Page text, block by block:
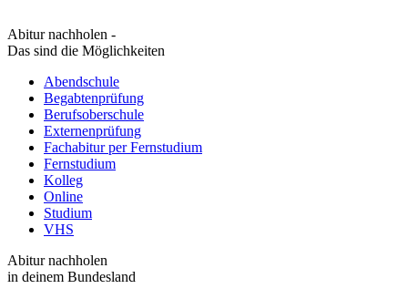
Abitur nachholen -
Das sind die Möglichkeiten
Abendschule
Begabtenprüfung
Berufsoberschule
Externenprüfung
Fachabitur per Fernstudium
Fernstudium
Kolleg
Online
Studium
VHS
Abitur nachholen
in deinem Bundesland